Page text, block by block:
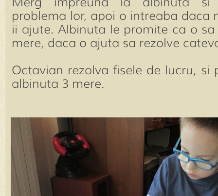
problema lor, apoi o intreaba daca
ii ajute. Albinuta le promite ca o
mere, daca o ajuta sa rezolve
Octavian rezolva fisele de lucru, si
albinuta 3 mere.